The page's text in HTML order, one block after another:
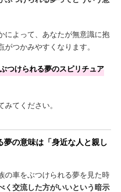
によって、あなたが無意識に抱
つかみやすくなります。
つけられる夢のスピリチュア
てください。
の意味は「身近な人と親し
の車をぶつけられる夢を見た時
く交流した方がいいという暗示